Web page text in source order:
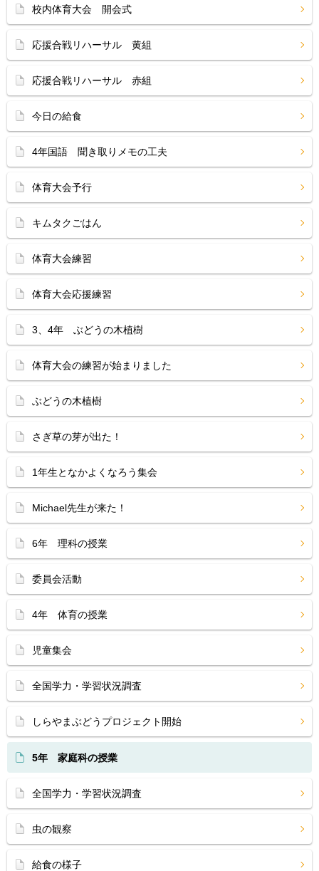
校内体育大会 開会式
応援合戦リハーサル 黄組
応援合戦リハーサル 赤組
今日の給食
4年国語 聞き取りメモの工夫
体育大会予行
キムタクごはん
体育大会練習
体育大会応援練習
3、4年 ぶどうの木植樹
体育大会の練習が始まりました
ぶどうの木植樹
さぎ草の芽が出た！
1年生となかよくなろう集会
Michael先生が来た！
6年 理科の授業
委員会活動
4年 体育の授業
児童集会
全国学力・学習状況調査
しらやまぶどうプロジェクト開始
5年 家庭科の授業
全国学力・学習状況調査
虫の観察
給食の様子